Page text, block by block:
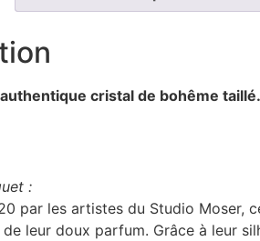
cristal de bohême
:
par les artistes du Studio Moser,
de leur doux parfum. Grâce à leur